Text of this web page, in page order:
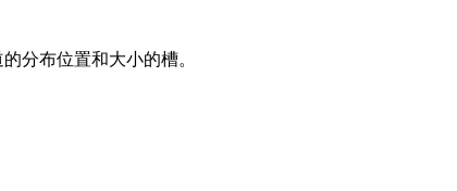
分布位置和大小的槽。